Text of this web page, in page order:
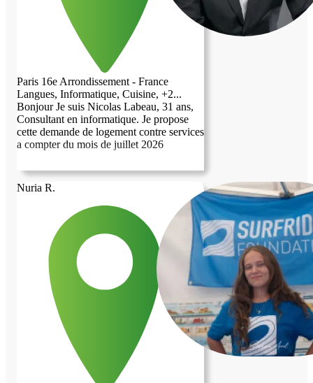
Paris 16e Arrondissement - France
Langues, Informatique, Cuisine, +2...
Bonjour Je suis Nicolas Labeau, 31 ans,
Consultant en informatique. Je propose
cette demande de logement contre services
a compter du mois de juillet 2026
Nuria R.